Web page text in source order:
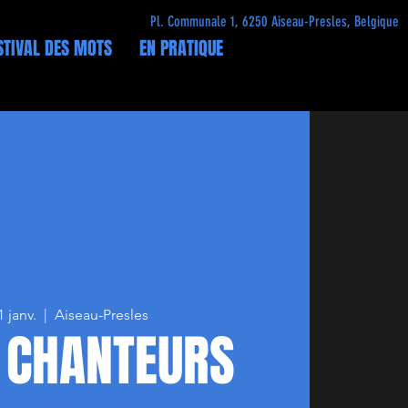
DES MOTS EN PRATIQUE
Pl. Communale 1, 6250 Aiseau-Presles, Belgique
janv.
  |
Aiseau-Presles